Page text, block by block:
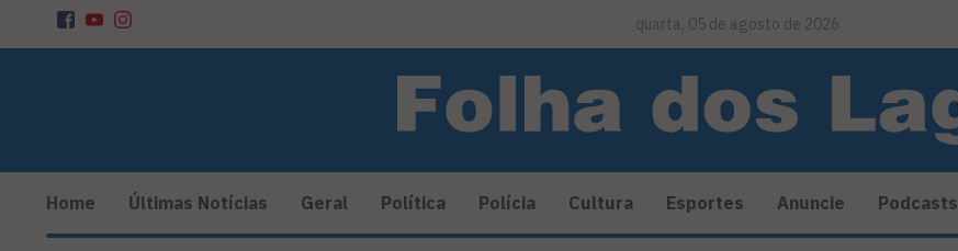
quarta, 05 de agosto de 2026
Home Últimas Notícias Geral Política Polícia Cultura Esportes Anuncie Podcasts